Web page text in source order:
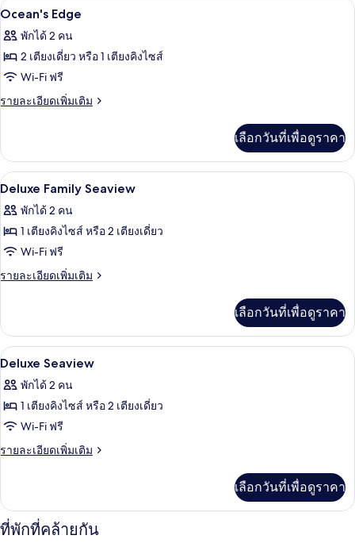
Deluxe
Seaview
เปิด
ภาพถ่าย
ทั้งหมด
ของ
Ocean's
ตู้นิรภัยในห้องพัก, โต๊ะทำงาน, Wi-Fi ฟรี
6
Ocean's Edge
พักได้ 2 คน
2 เตียงเดี่ยว หรือ 1 เตียงคิงไซส์
Wi-Fi ฟรี
รายละเอียดเพิ่มเติม
ราย
เกี่ยว
กับ
Ocean's
เลือกวันที่เพื่อดูราคา
เปิด
ภาพถ่าย
ทั้งหมด
ของ
Deluxe
ตู้นิรภัยในห้องพัก, โต๊ะทำงาน, Wi-Fi ฟรี
6
Deluxe Family Seaview
พักได้ 2 คน
1 เตียงคิงไซส์ หรือ 2 เตียงเดี่ยว
Wi-Fi ฟรี
รายละเอียดเพิ่มเติม
ราย
เกี่ยว
กับ
Deluxe
Seaview
เลือกวันที่เพื่อดูราคา
เปิด
ภาพถ่าย
ทั้งหมด
ของ
Deluxe
ตู้นิรภัยในห้องพัก, โต๊ะทำงาน, Wi-Fi ฟรี
8
Deluxe Seaview
พักได้ 2 คน
1 เตียงคิงไซส์ หรือ 2 เตียงเดี่ยว
Wi-Fi ฟรี
รายละเอียดเพิ่มเติม
ราย
เกี่ยว
กับ
Deluxe
เลือกวันที่เพื่อดูราคา
ที่พักที่คล้ายกัน